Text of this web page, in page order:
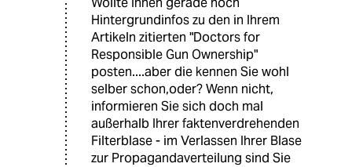
Hintergrundinfos zu den in Ihrem
Artikeln zitierten "Doctors for
Responsible Gun Ownership"
posten....aber die kennen Sie wohl
selber schon,oder? Wenn nicht,
informieren Sie sich doch mal
außerhalb Ihrer faktenverdrehenden
Filterblase - im Verlassen Ihrer Blase
zur Propagandaverteilung sind Sie